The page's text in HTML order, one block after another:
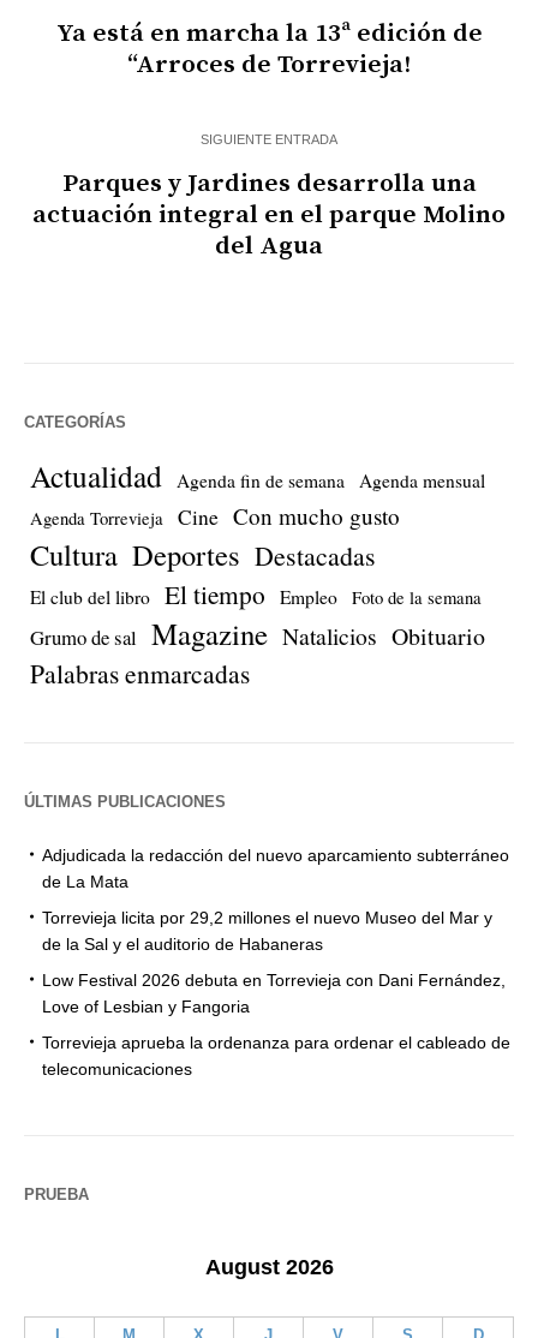
Ya está en marcha la 13ª edición de
“Arroces de Torrevieja!
SIGUIENTE ENTRADA
Parques y Jardines desarrolla una
actuación integral en el parque Molino
del Agua
CATEGORÍAS
Actualidad Agenda fin de semana Agenda mensual
Agenda Torrevieja Cine Con mucho gusto
Cultura Deportes Destacadas
El club del libro El tiempo Empleo Foto de la semana
Grumo de sal Magazine Natalicios Obituario
Palabras enmarcadas
ÚLTIMAS PUBLICACIONES
Adjudicada la redacción del nuevo aparcamiento subterráneo
de La Mata
Torrevieja licita por 29,2 millones el nuevo Museo del Mar y
de la Sal y el auditorio de Habaneras
Low Festival 2026 debuta en Torrevieja con Dani Fernández,
Love of Lesbian y Fangoria
Torrevieja aprueba la ordenanza para ordenar el cableado de
telecomunicaciones
PRUEBA
August 2026